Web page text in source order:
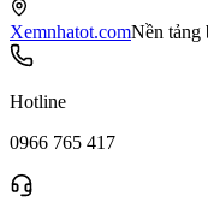
Xemnhatot.comNền tảng
Hotline
0966 765 417